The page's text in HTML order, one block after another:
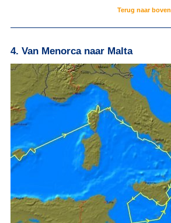
Terug naar boven
4. Van Menorca naar Malta